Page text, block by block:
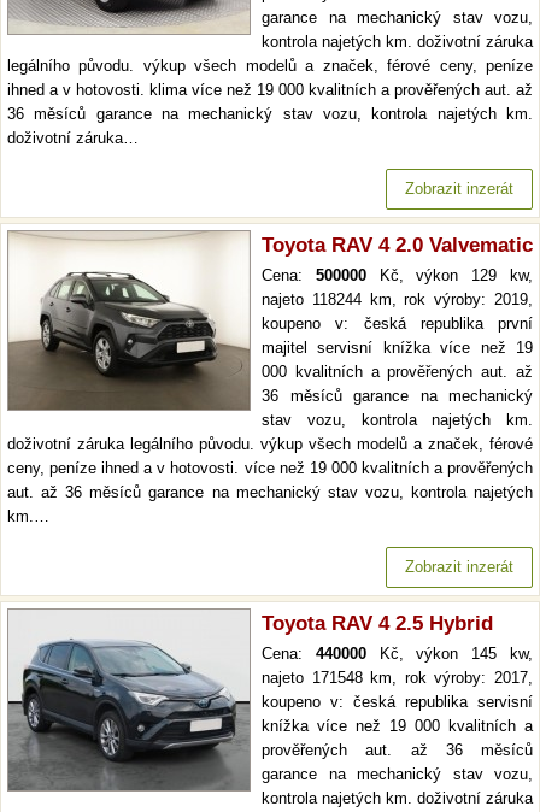
garance na mechanický stav vozu,
kontrola najetých km. doživotní záruka
legálního původu. výkup všech modelů a značek, férové ceny, peníze
ihned a v hotovosti. klima více než 19 000 kvalitních a prověřených aut. až
36 měsíců garance na mechanický stav vozu, kontrola najetých km.
doživotní záruka…
Zobrazit inzerát
Toyota RAV 4 2.0 Valvematic
Cena: 500000Kč, výkon 129 kw,
najeto 118244 km, rok výroby: 2019,
koupeno v: česká republika první
majitel servisní knížka více než 19
000 kvalitních a prověřených aut. až
36 měsíců garance na mechanický
stav vozu, kontrola najetých km.
doživotní záruka legálního původu. výkup všech modelů a značek, férové
ceny, peníze ihned a v hotovosti. více než 19 000 kvalitních a prověřených
aut. až 36 měsíců garance na mechanický stav vozu, kontrola najetých
km.…
Zobrazit inzerát
Toyota RAV 4 2.5 Hybrid
Cena: 440000Kč, výkon 145 kw,
najeto 171548 km, rok výroby: 2017,
koupeno v: česká republika servisní
knížka více než 19 000 kvalitních a
prověřených aut. až 36 měsíců
garance na mechanický stav vozu,
kontrola najetých km. doživotní záruka